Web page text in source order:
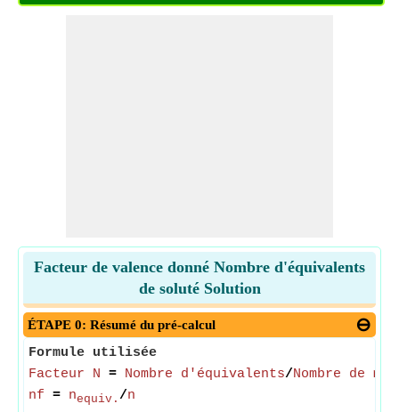
Facteur de valence donné Nombre d'équivalents
de soluté Solution
ÉTAPE 0: Résumé du pré-calcul
Formule utilisée
Facteur N = Nombre d'équivalents/Nombre de
nf = nequiv. /n